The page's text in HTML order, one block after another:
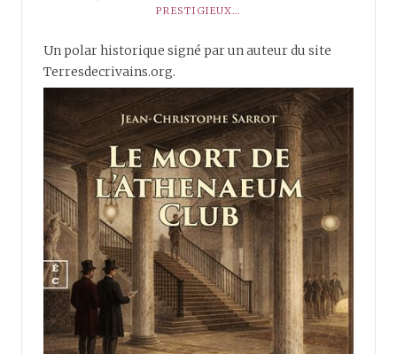
PRESTIGIEUX…
Un polar historique signé par un auteur du site
Terresdecrivains.org.